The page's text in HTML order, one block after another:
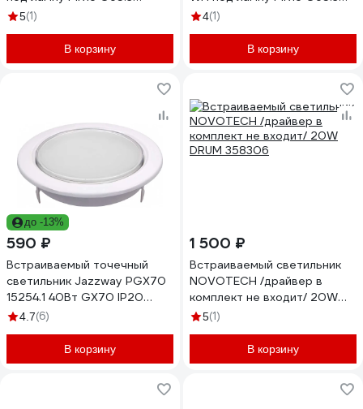
черный Б0054357
5(1)
В корзину
белый пластиковый
4(1)
В корзину
до -13%
590 ₽
Встраиваемый точечный
светильник Jazzway PGX70
15254.1 40Вт GX70 IP20
152х54мм встраиваемый
4.7(6)
В корзину
1 500 ₽
Встраиваемый светильник
NOVOTECH /драйвер в
комплект не входит/ 20W
DRUM 358306
5(1)
В корзину